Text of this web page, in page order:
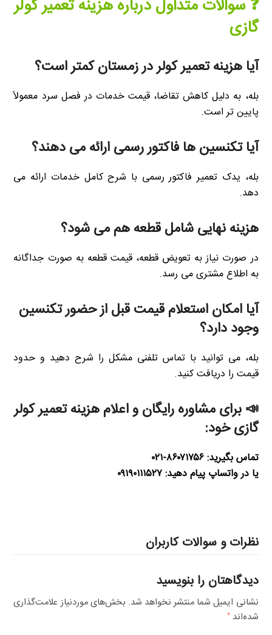
❓ سوالات متداول درباره هزینه تعمیر کولر
گازی
آیا هزینه تعمیر کولر در زمستان کمتر است؟
بله، به دلیل کاهش تقاضا، قیمت خدمات در فصل سرد معمولاً
پایین تر است.
آیا تکنسین ها فاکتور رسمی ارائه می دهند؟
بله، یدک تعمیر فاکتور رسمی با شرح کامل خدمات ارائه می
دهد.
هزینه نهایی شامل قطعه هم می شود؟
در صورت نیاز به تعویض قطعه، قیمت قطعه به صورت جداگانه
به اطلاع مشتری می رسد.
آیا امکان استعلام قیمت قبل از حضور تکنسین
وجود دارد؟
بله، می توانید با تماس تلفنی مشکل را شرح دهید و حدود
قیمت را دریافت کنید.
📣 برای مشاوره رایگان و اعلام هزینه تعمیر کولر
گازی خود:
تماس بگیرید: ۸۶۰۷۱۷۵۶-۰۲۱
یا در واتساپ پیام دهید: ۰۹۱۹۰۱۱۱۵۲۷
نظرات و سوالات کاربران
دیدگاهتان را بنویسید
نشانی ایمیل شما منتشر نخواهد شد. بخش‌های موردنیاز علامت‌گذاری
شده‌اند*